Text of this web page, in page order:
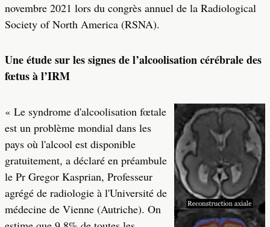
novembre 2021 lors du congrès annuel de la Radiological
Society of North America (RSNA).
Une étude sur les signes de l’alcoolisation cérébrale des
fœtus à l’IRM
« Le syndrome d'alcoolisation fœtale
est un problème mondial dans les
pays où l'alcool est disponible
gratuitement, a déclaré en préambule
le Pr Gregor Kasprian, Professeur
agrégé de radiologie à l'Université de
médecine de Vienne (Autriche). On